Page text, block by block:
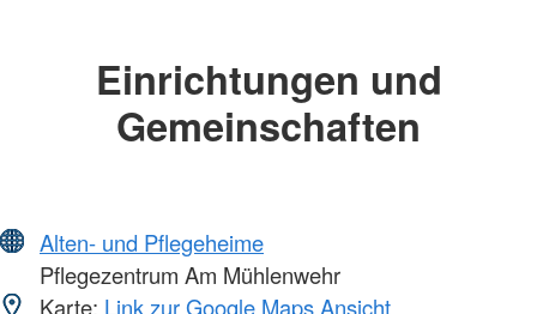
Einrichtungen und
Gemeinschaften
Alten- und Pflegeheime
Pflegezentrum Am Mühlenwehr
Karte: Link zur Google Maps Ansicht